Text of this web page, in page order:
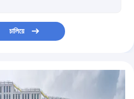
ารรับรอง CE พร้อมตัวหรี่ไฟ CCT สำหรับไฟห้องน้ำ
ไหว PIR สำหรับห้องน้ำ, ตัวควบคุมเซ็นเซอร์ Ir การปรับ CCT
ฟ้าสูง Letaron 120/240W พร้อมการหรี่แสงสว่าง
24V Led Driver พร้อมใบรับรอง UL สําหรับไฟกระจกสหรัฐอเมริกา
চালিয়ে